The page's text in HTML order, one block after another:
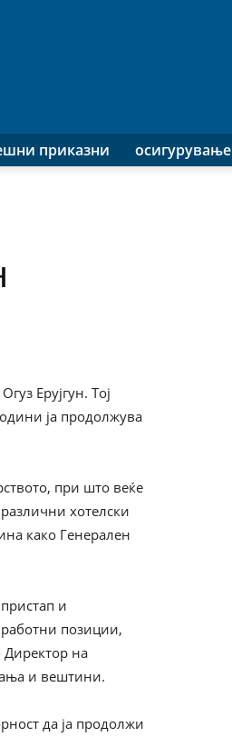
приказни осигурување
Ерујгун. Тој
ја продолжува
при што веќе
хотелски
како Генерален
и
позиции,
Директор на
и вештини.
да ја продолжи